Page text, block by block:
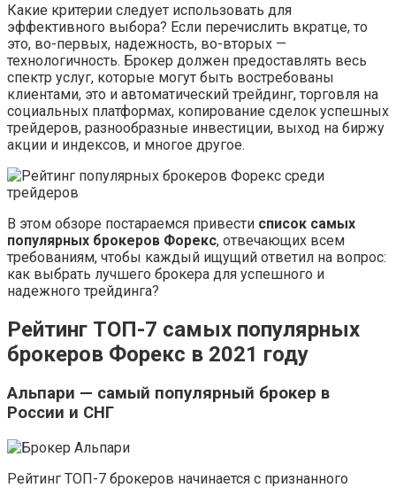
Какие критерии следует использовать для
эффективного выбора? Если перечислить вкратце, то
это, во-первых, надежность, во-вторых —
технологичность. Брокер должен предоставлять весь
спектр услуг, которые могут быть востребованы
клиентами, это и автоматический трейдинг, торговля на
социальных платформах, копирование сделок успешных
трейдеров, разнообразные инвестиции, выход на биржу
акции и индексов, и многое другое.
В этом обзоре постараемся привести список самых
популярных брокеров Форекс, отвечающих всем
требованиям, чтобы каждый ищущий ответил на вопрос:
как выбрать лучшего брокера для успешного и
надежного трейдинга?
Рейтинг ТОП-7 самых популярных
брокеров Форекс в 2021 году
Альпари — самый популярный брокер в
России и СНГ
Рейтинг ТОП-7 брокеров начинается с признанного